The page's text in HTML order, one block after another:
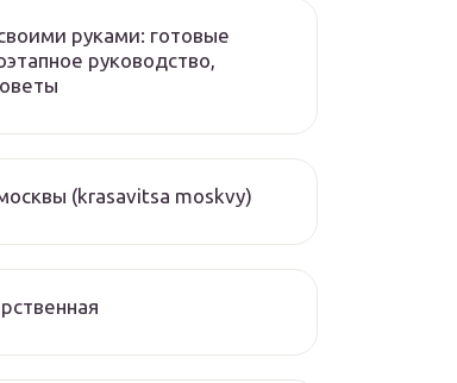
руками: готовые
руководство,
(krasavitsa moskvy)